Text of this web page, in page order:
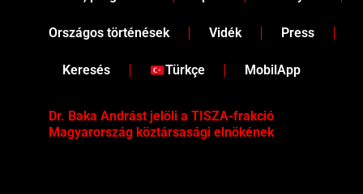
Országos történések Vidék Press
Keresés Türkçe MobilApp
Dr. Baka Andrást jelöli a TISZA-frakció
Magyarország köztársasági elnökének